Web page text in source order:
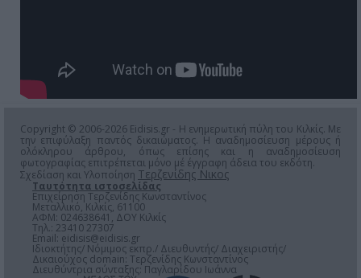
Copyright © 2006-2026 Eidisis.gr - Η ενημερωτική πύλη του Κιλκίς. Με
την επιφύλαξη παντός δικαιώματος. Η αναδημοσίευση μέρους ή
ολόκληρου άρθρου, όπως επίσης και η αναδημοσίευση
φωτογραφίας επιτρέπεται μόνο μέ έγγραφη άδεια του εκδότη.
Σχεδίαση και Υλοποίηση Τερζενίδης Νικος
Ταυτότητα ιστοσελίδας
Επιχείρηση Τερζενίδης Κωνσταντίνος
Μεταλλικό, Κιλκίς, 61100
ΑΦΜ: 024638641, ΔΟΥ Κιλκίς
Τηλ.: 23410 27307
Email: eidisis@eidisis.gr
Ιδιοκτήτης/ Νόμιμος εκπρ./ Διευθυντής/ Διαχειριστής/
Δικαιούχος domain: Τερζενίδης Κωνσταντίνος
Διευθύντρια σύνταξης: Παγλαρίδου Ιωάννα